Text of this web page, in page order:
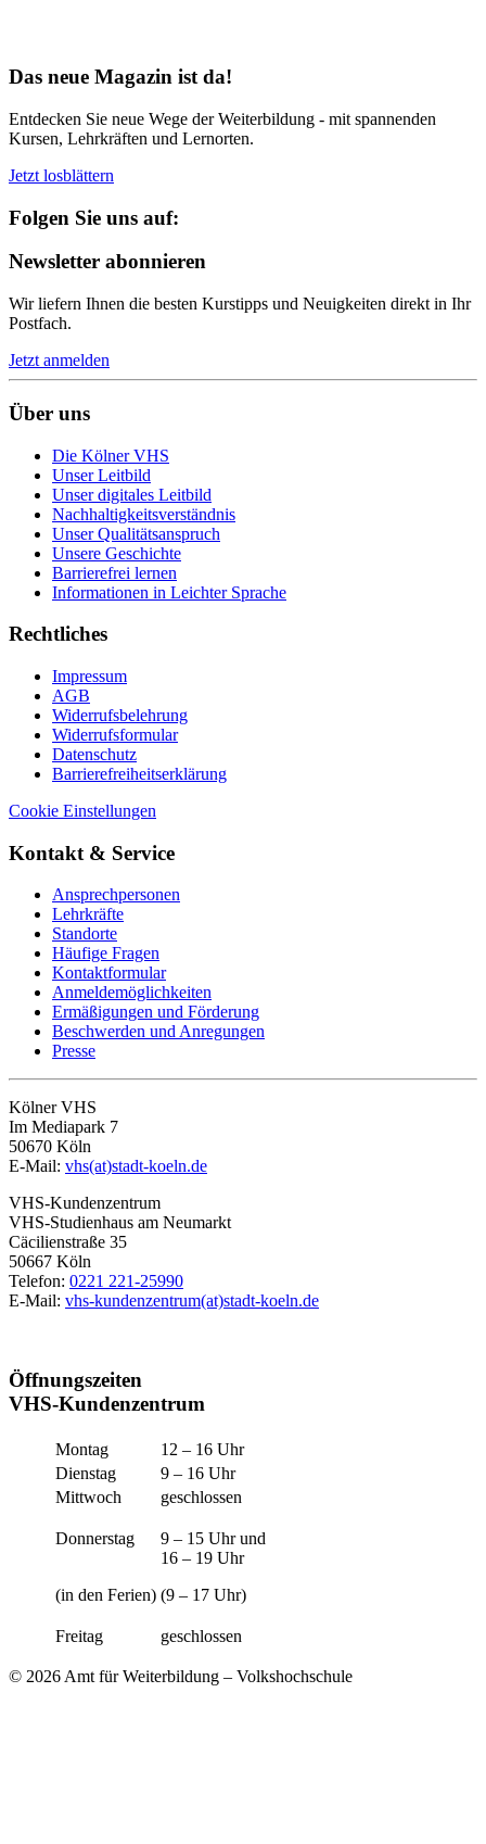
Das neue Magazin ist da!
Entdecken Sie neue Wege der Weiterbildung - mit spannenden
Kursen, Lehrkräften und Lernorten.
Jetzt losblättern
Folgen Sie uns auf:
Newsletter abonnieren
Wir liefern Ihnen die besten Kurstipps und Neuigkeiten direkt in Ihr
Postfach.
Jetzt anmelden
Über uns
Die Kölner VHS
Unser Leitbild
Unser digitales Leitbild
Nachhaltigkeitsverständnis
Unser Qualitätsanspruch
Unsere Geschichte
Barrierefrei lernen
Informationen in Leichter Sprache
Rechtliches
Impressum
AGB
Widerrufsbelehrung
Widerrufsformular
Datenschutz
Barrierefreiheitserklärung
Cookie Einstellungen
Kontakt & Service
Ansprechpersonen
Lehrkräfte
Standorte
Häufige Fragen
Kontaktformular
Anmeldemöglichkeiten
Ermäßigungen und Förderung
Beschwerden und Anregungen
Presse
Kölner VHS
Im Mediapark 7
50670 Köln
E-Mail: vhs(at)stadt-koeln.de
VHS-Kundenzentrum
VHS-Studienhaus am Neumarkt
Cäcilienstraße 35
50667 Köln
Telefon: 0221 221-25990
E-Mail: vhs-kundenzentrum(at)stadt-koeln.de
Öffnungszeiten
VHS-Kundenzentrum
Montag
12 – 16 Uhr
Dienstag
9 – 16 Uhr
Mittwoch
geschlossen
Donnerstag
(in den Ferien)
9 – 15 Uhr und
16 – 19 Uhr
(9 – 17 Uhr)
Freitag geschlossen
© 2026 Amt für Weiterbildung – Volkshochschule